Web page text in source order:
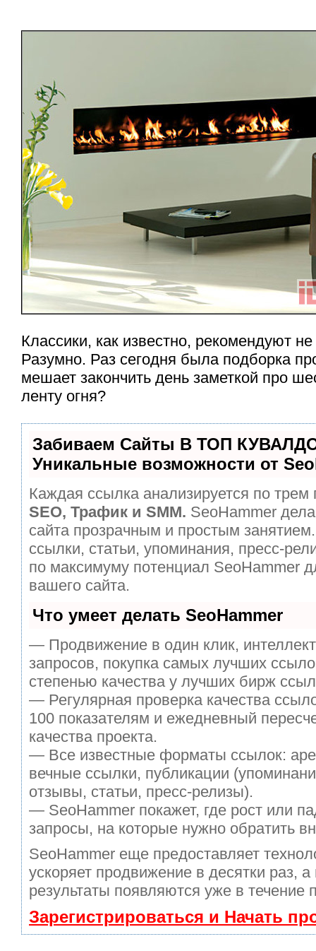
Классики, как известно, рекомендуют
Разумно. Раз сегодня была подборка
мешает закончить день заметкой про
ленту огня?
Забиваем Сайты В ТОП
Уникальные возможности от
Каждая ссылка анализируется по трем
SEO, Трафик и SMM. SeoHammer
сайта прозрачным и простым
ссылки, статьи, упоминания, пресс-
по максимуму потенциал SeoHammer
вашего сайта.
Что умеет делать SeoHammer
— Продвижение в один клик,
запросов, покупка самых лучших
степенью качества у лучших бирж
— Регулярная проверка качества
100 показателям и ежедневный
качества проекта.
— Все известные форматы ссылок:
вечные ссылки, публикации
отзывы, статьи, пресс-релизы).
— SeoHammer покажет, где рост или
запросы, на которые нужно обратить
SeoHammer еще предоставляет
ускоряет продвижение в десятки раз,
результаты появляются уже в течение
Зарегистрироваться и Начать